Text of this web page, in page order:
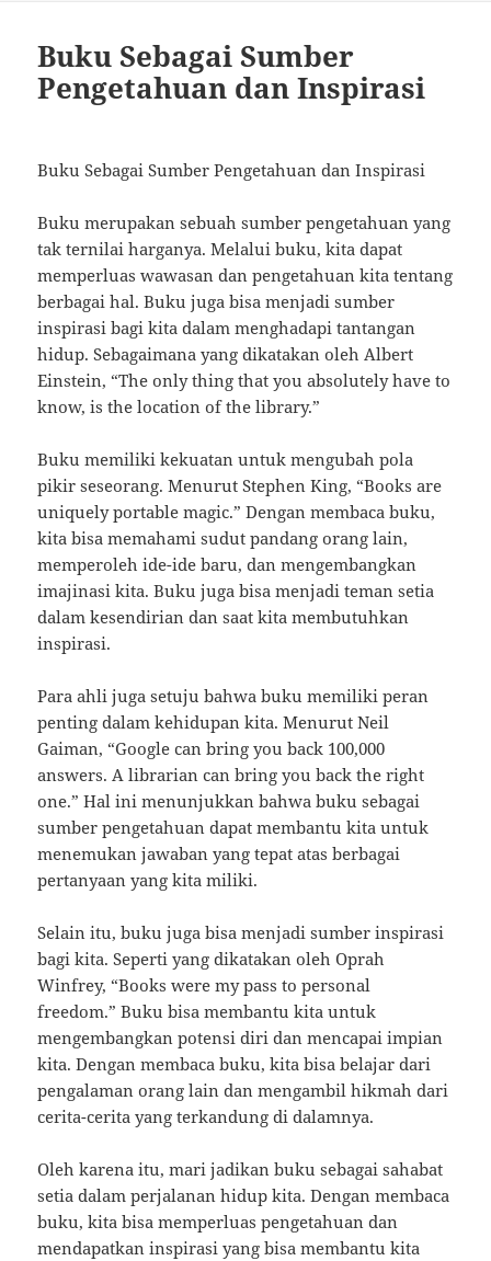
Buku Sebagai Sumber
Pengetahuan dan Inspirasi
Buku Sebagai Sumber Pengetahuan dan Inspirasi
Buku merupakan sebuah sumber pengetahuan yang
tak ternilai harganya. Melalui buku, kita dapat
memperluas wawasan dan pengetahuan kita tentang
berbagai hal. Buku juga bisa menjadi sumber
inspirasi bagi kita dalam menghadapi tantangan
hidup. Sebagaimana yang dikatakan oleh Albert
Einstein, “The only thing that you absolutely have to
know, is the location of the library.”
Buku memiliki kekuatan untuk mengubah pola
pikir seseorang. Menurut Stephen King, “Books are
uniquely portable magic.” Dengan membaca buku,
kita bisa memahami sudut pandang orang lain,
memperoleh ide-ide baru, dan mengembangkan
imajinasi kita. Buku juga bisa menjadi teman setia
dalam kesendirian dan saat kita membutuhkan
inspirasi.
Para ahli juga setuju bahwa buku memiliki peran
penting dalam kehidupan kita. Menurut Neil
Gaiman, “Google can bring you back 100,000
answers. A librarian can bring you back the right
one.” Hal ini menunjukkan bahwa buku sebagai
sumber pengetahuan dapat membantu kita untuk
menemukan jawaban yang tepat atas berbagai
pertanyaan yang kita miliki.
Selain itu, buku juga bisa menjadi sumber inspirasi
bagi kita. Seperti yang dikatakan oleh Oprah
Winfrey, “Books were my pass to personal
freedom.” Buku bisa membantu kita untuk
mengembangkan potensi diri dan mencapai impian
kita. Dengan membaca buku, kita bisa belajar dari
pengalaman orang lain dan mengambil hikmah dari
cerita-cerita yang terkandung di dalamnya.
Oleh karena itu, mari jadikan buku sebagai sahabat
setia dalam perjalanan hidup kita. Dengan membaca
buku, kita bisa memperluas pengetahuan dan
mendapatkan inspirasi yang bisa membantu kita